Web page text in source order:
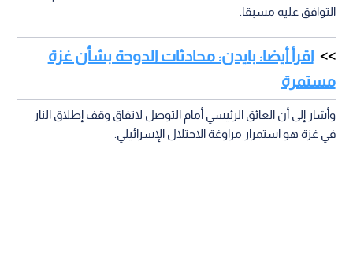
التوافق عليه مسبقا.
اقرأ أيضا: بايدن: محادثات الدوحة بشأن غزة
مستمرة
وأشار إلى أن العائق الرئيسي أمام التوصل لاتفاق وقف إطلاق النار
في غزة هو استمرار مراوغة الاحتلال الإسرائيلي.